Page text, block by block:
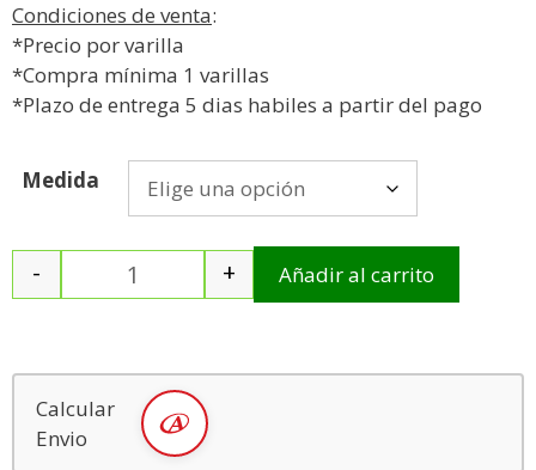
Condiciones de venta:
*Precio por varilla
*Compra mínima 1 varillas
*Plazo de entrega 5 dias habiles a partir del pago
Medida
- + Añadir al carrito
Calcular
Envio